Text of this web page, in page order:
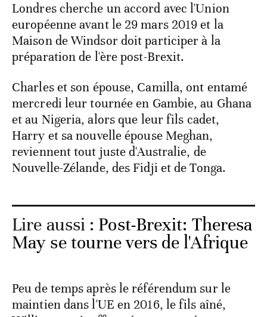
Londres cherche un accord avec l'Union
européenne avant le 29 mars 2019 et la
Maison de Windsor doit participer à la
préparation de l'ère post-Brexit.
Charles et son épouse, Camilla, ont entamé
mercredi leur tournée en Gambie, au Ghana
et au Nigeria, alors que leur fils cadet,
Harry et sa nouvelle épouse Meghan,
reviennent tout juste d'Australie, de
Nouvelle-Zélande, des Fidji et de Tonga.
Lire aussi : Post-Brexit: Theresa
May se tourne vers de l'Afrique
Peu de temps après le référendum sur le
maintien dans l'UE en 2016, le fils aîné,